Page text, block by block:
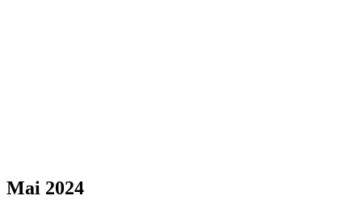
Mai 2024